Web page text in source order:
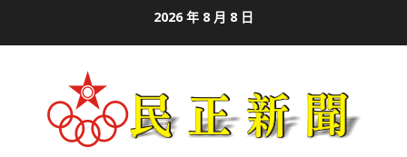
2026 年 8 月 8 日